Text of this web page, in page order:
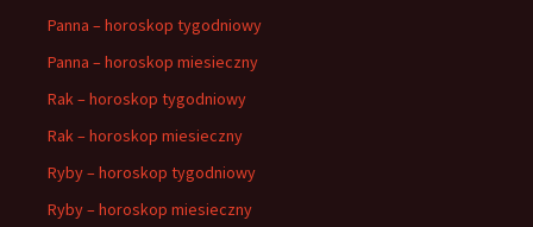
Panna – horoskop tygodniowy
Panna – horoskop miesieczny
Rak – horoskop tygodniowy
Rak – horoskop miesieczny
Ryby – horoskop tygodniowy
Ryby – horoskop miesieczny